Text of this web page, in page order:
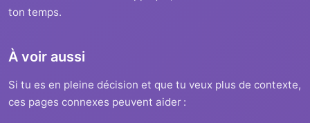
ton temps.
À voir aussi
Si tu es en pleine décision et que tu veux plus de contexte,
ces pages connexes peuvent aider :